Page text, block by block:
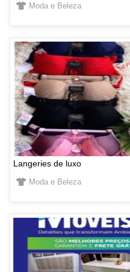
Moda e Beleza
Langeries de luxo
Moda e Beleza